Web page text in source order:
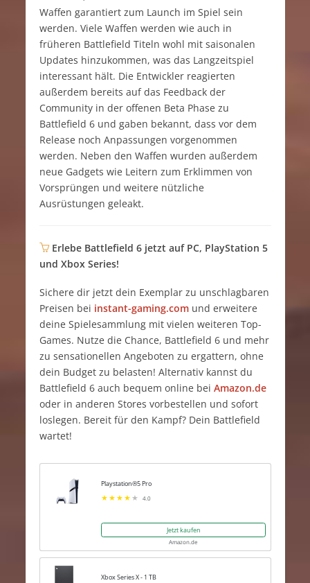
Waffen garantiert zum Launch im Spiel sein
werden. Viele Waffen werden wie auch in
früheren Battlefield Titeln wohl mit saisonalen
Updates hinzukommen, was das Langzeitspiel
interessant hält. Die Entwickler reagierten
außerdem bereits auf das Feedback der
Community in der offenen Beta Phase zu
Battlefield 6 und gaben bekannt, dass vor dem
Release noch Anpassungen vorgenommen
werden. Neben den Waffen wurden außerdem
neue Gadgets wie Leitern zum Erklimmen von
Vorsprüngen und weitere nützliche
Ausrüstungen geleakt.
Erlebe Battlefield 6 jetzt auf PC, PlayStation 5
und Xbox Series!
Sichere dir jetzt dein Exemplar zu unschlagbaren
Preisen bei instant-gaming.comund erweitere
deine Spielesammlung mit vielen weiteren Top-
Games. Nutze die Chance, Battlefield 6 und mehr
zu sensationellen Angeboten zu ergattern, ohne
dein Budget zu belasten! Alternativ kannst du
Battlefield 6 auch bequem online bei Amazon.de
oder in anderen Stores vorbestellen und sofort
loslegen. Bereit für den Kampf? Dein Battlefield
wartet!
Playstation®5 Pro
4.0
Jetzt kaufen
Amazon.de
Xbox Series X - 1 TB